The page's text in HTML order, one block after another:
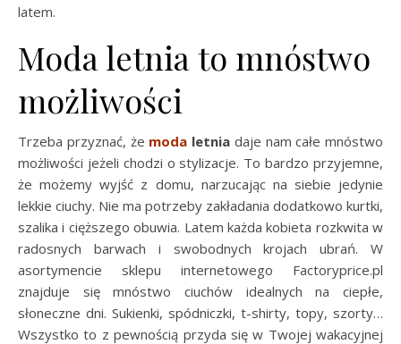
latem.
Moda letnia to mnóstwo
możliwości
Trzeba przyznać, że moda letnia daje nam całe mnóstwo
możliwości jeżeli chodzi o stylizacje. To bardzo przyjemne,
że możemy wyjść z domu, narzucając na siebie jedynie
lekkie ciuchy. Nie ma potrzeby zakładania dodatkowo kurtki,
szalika i cięższego obuwia. Latem każda kobieta rozkwita w
radosnych barwach i swobodnych krojach ubrań. W
asortymencie sklepu internetowego Factoryprice.pl
znajduje się mnóstwo ciuchów idealnych na ciepłe,
słoneczne dni. Sukienki, spódniczki, t-shirty, topy, szorty…
Wszystko to z pewnością przyda się w Twojej wakacyjnej